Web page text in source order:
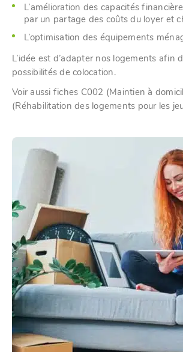
L’amélioration des capacités
par un partage des coûts du loyer et
L’optimisation des équipements
L’idée est d’adapter nos logements afin
possibilités de colocation.
Voir aussi fiches C002 (Maintien à
(Réhabilitation des logements pour les